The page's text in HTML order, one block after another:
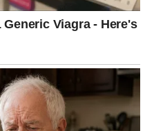
da kaže šta oseća.
postavlja granice.
u svoju intuiciju.
sve.
u sebe, svet počinje da